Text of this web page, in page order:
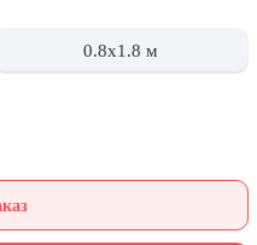
0.8x1.8 м